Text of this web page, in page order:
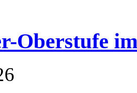
Oberstufe